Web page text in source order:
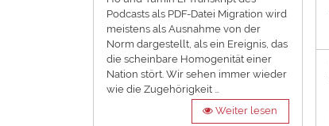
Podcasts als PDF-Datei Migration wird
meistens als Ausnahme von der
Norm dargestellt, als ein Ereignis, das
die scheinbare Homogenität einer
Nation stört. Wir sehen immer wieder
wie die Zugehörigkeit …
Weiter lesen